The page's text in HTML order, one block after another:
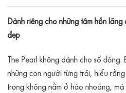
Dành riêng cho những tâm hồn
đẹp
The Pearl không dành cho số
những con người từng trải, hiểu
trọng không nằm ở hào nhoáng,